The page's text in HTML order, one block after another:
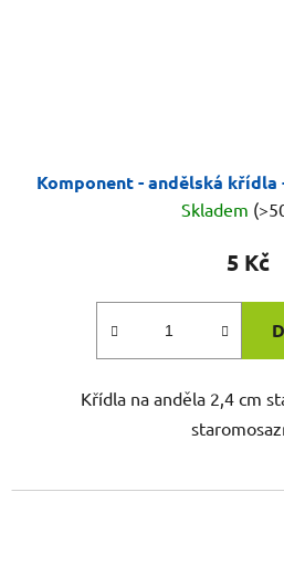
Komponent - andělská křídla
Skladem
5 Kč
Křídla na anděla 2,4 cm